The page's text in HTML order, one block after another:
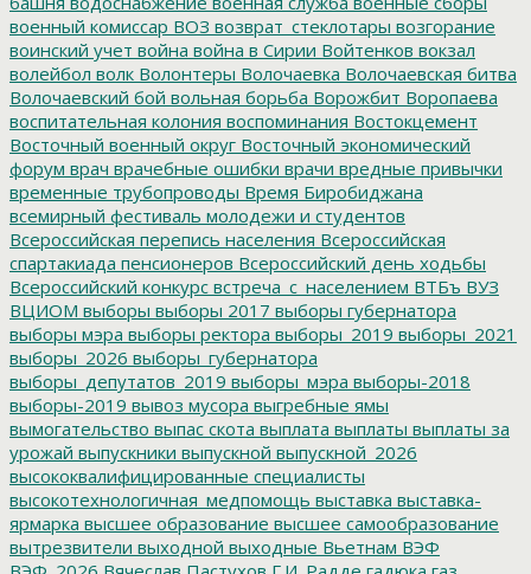
военный комиссар ВОЗ возврат_стеклотары возгорание
воинский учет война война в Сирии Войтенков вокзал
волейбол волк Волонтеры Волочаевка Волочаевская битва
Волочаевский бой вольная борьба Ворожбит Воропаева
воспитательная колония воспоминания Востокцемент
Восточный военный округ Восточный экономический
форум врач врачебные ошибки врачи вредные привычки
временные трубопроводы Время Биробиджана
всемирный фестиваль молодежи и студентов
Всероссийская перепись населения Всероссийская
спартакиада пенсионеров Всероссийский день ходьбы
Всероссийский конкурс встреча_с_населением ВТБъ ВУЗ
ВЦИОМ выборы выборы 2017 выборы губернатора
выборы мэра выборы ректора выборы_2019 выборы_2021
выборы_2026 выборы_губернатора
выборы_депутатов_2019 выборы_мэра выборы-2018
выборы-2019 вывоз мусора выгребные ямы
вымогательство выпас скота выплата выплаты выплаты за
урожай выпускники выпускной выпускной_2026
высококвалифицированные специалисты
высокотехнологичная_медпомощь выставка выставка-
ярмарка высшее образование высшее самообразование
вытрезвители выходной выходные Вьетнам ВЭФ